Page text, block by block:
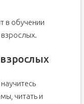
в обучении
взрослых.
читать и